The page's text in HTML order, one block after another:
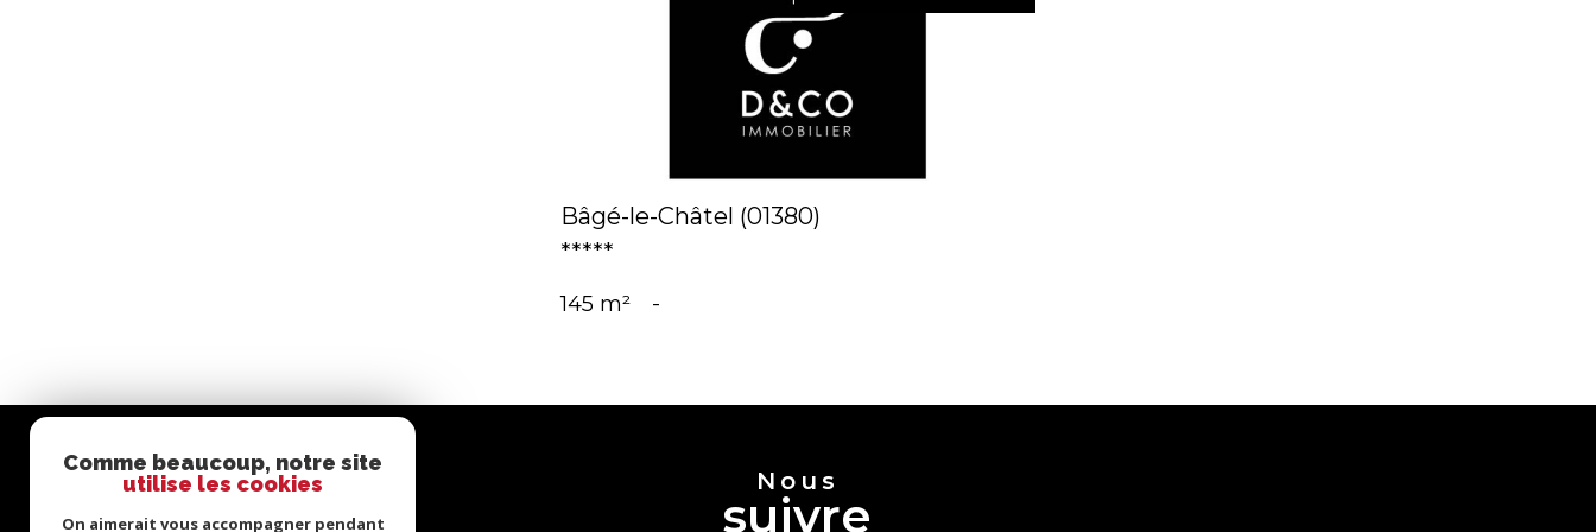
voir le bien
Bâgé-le-Châtel (01380)
*****
145 m² -
Nous
suivre
Comme beaucoup, notre site
utilise les cookies
On aimerait vous accompagner pendant